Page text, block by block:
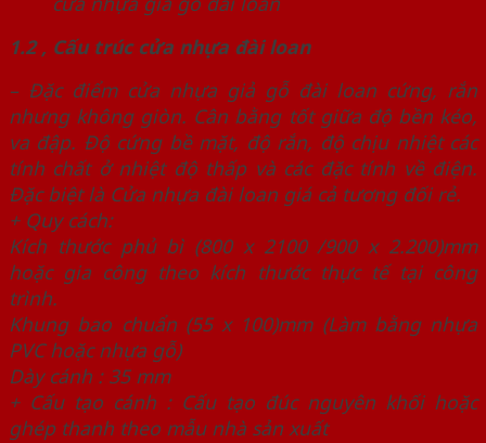
1.2 , Cấu trúc cửa nhựa đài loan
– Đặc điểm cửa nhựa giả gỗ đài loan cứng, rắn
nhưng không giòn. Cân bằng tốt giữa độ bền kéo,
va đập. Độ cứng bề mặt, độ rắn, độ chịu nhiệt các
tính chất ở nhiệt độ thấp và các đặc tính về điện.
Đặc biệt là Cửa nhựa đài loan giá cả tương đối rẻ.
+ Quy cách:
Kích thước phủ bì (800 x 2100 /900 x 2.200)mm
hoặc gia công theo kích thước thực tế tại công
trình.
Khung bao chuẩn (55 x 100)mm (Làm bằng nhựa
PVC hoặc nhựa gỗ)
Dày cánh : 35 mm
+ Cấu tạo cánh : Cấu tạo đúc nguyên khối hoặc
ghép thanh theo mẫu nhà sản xuất